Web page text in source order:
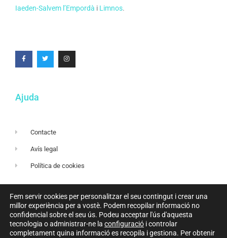
Iaeden-Salvem l’Empordà i Limnos.
Ajuda
Contacte
Avís legal
Política de cookies
Amb el suport de
Fem servir cookies per personalitzar el seu contingut i crear una
millor experiència per a vostè. Podem recopilar informació no
confidencial sobre el seu ús. Podeu acceptar l'ús d'aquesta
tecnologia o administrar-ne la configuració i controlar
completament quina informació es recopila i gestiona. Per obtenir